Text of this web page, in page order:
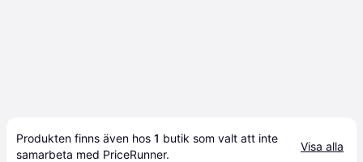
Produkten finns även hos 1 butik som valt att inte
samarbeta med PriceRunner.
Visa alla